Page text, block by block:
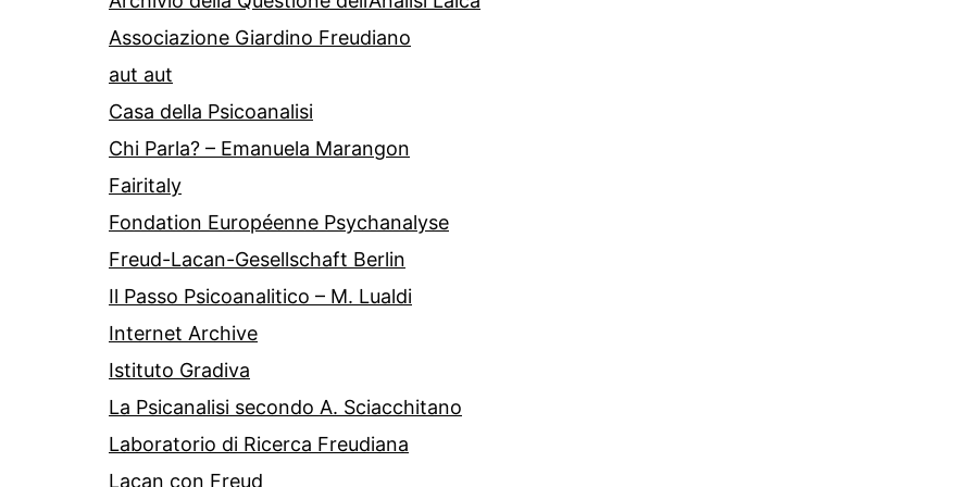
Associazione Giardino Freudiano
aut aut
Casa della Psicoanalisi
Chi Parla? – Emanuela Marangon
Fairitaly
Fondation Européenne Psychanalyse
Freud-Lacan-Gesellschaft Berlin
Il Passo Psicoanalitico – M. Lualdi
Internet Archive
Istituto Gradiva
La Psicanalisi secondo A. Sciacchitano
Laboratorio di Ricerca Freudiana
Lacan con Freud